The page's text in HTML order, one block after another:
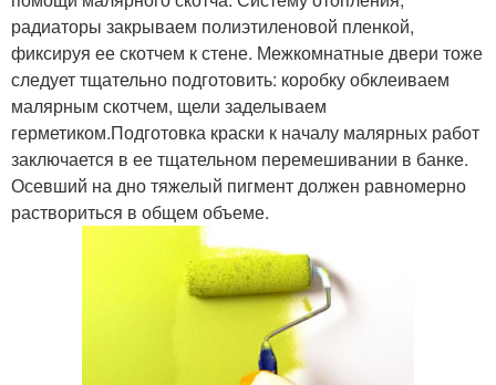
радиаторы закрываем полиэтиленовой пленкой,
фиксируя ее скотчем к стене. Межкомнатные двери тоже
следует тщательно подготовить: коробку обклеиваем
малярным скотчем, щели заделываем
герметиком.Подготовка краски к началу малярных работ
заключается в ее тщательном перемешивании в банке.
Осевший на дно тяжелый пигмент должен равномерно
раствориться в общем объеме.